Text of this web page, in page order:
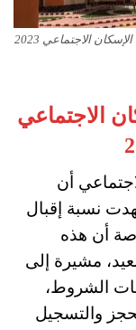
استعلم عن نتيجة حجز شقق شقق الإسكان الاجتماعي الإسكان الاجتماعي 2023
الاجتماعي
أن
نسبة إقبال
أن هذه
مشيرة إلى
الشروط،
الحجز والتسجيل